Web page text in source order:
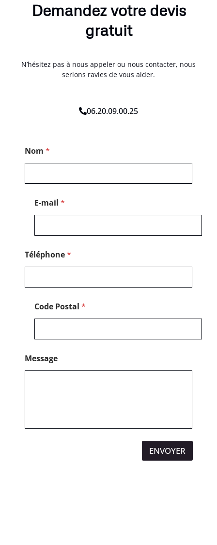
Demandez votre devis
gratuit
N’hésitez pas à nous appeler ou nous contacter, nous
serions ravies de vous aider.
06.20.09.00.25
Nom *
E-mail *
Téléphone*
Code Postal *
Message
ENVOYER